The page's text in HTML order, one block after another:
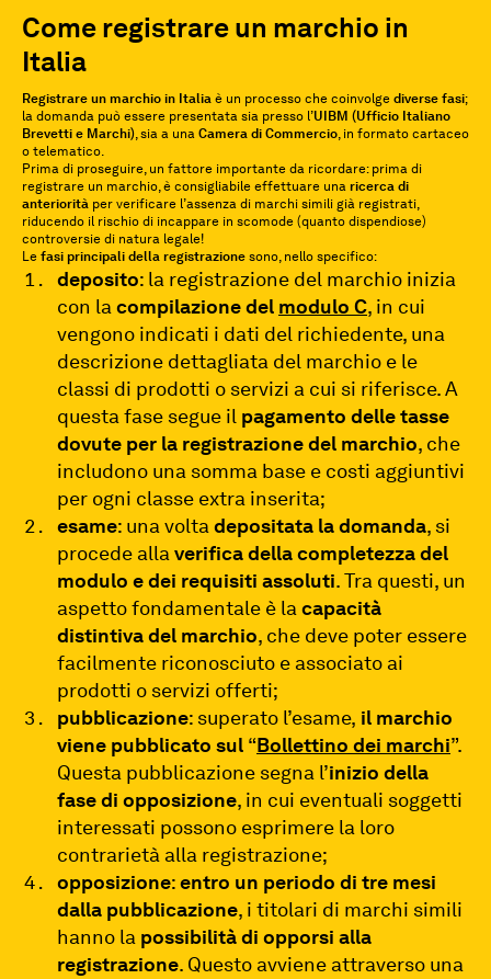
Come registrare un marchio in
Italia
Registrare un marchio in Italia è un processo che coinvolge diverse fasi;
la domanda può essere presentata sia presso l’UIBM (Ufficio Italiano
Brevetti e Marchi), sia a una Camera di Commercio, in formato cartaceo
o telematico.
Prima di proseguire, un fattore importante da ricordare: prima di
registrare un marchio, è consigliabile effettuare una ricerca di
anteriorità per verificare l’assenza di marchi simili già registrati,
riducendo il rischio di incappare in scomode (quanto dispendiose)
controversie di natura legale!
Le fasi principali della registrazione sono, nello specifico:
deposito: la registrazione del marchio inizia
con la compilazione del modulo C, in cui
vengono indicati i dati del richiedente, una
descrizione dettagliata del marchio e le
classi di prodotti o servizi a cui si riferisce. A
questa fase segue il pagamento delle tasse
dovute per la registrazione del marchio, che
includono una somma base e costi aggiuntivi
per ogni classe extra inserita;
esame: una volta depositata la domanda, si
procede alla verifica della completezza del
modulo e dei requisiti assoluti. Tra questi, un
aspetto fondamentale è la capacità
distintiva del marchio, che deve poter essere
facilmente riconosciuto e associato ai
prodotti o servizi offerti;
pubblicazione: superato l’esame, il marchio
viene pubblicato sul “Bollettino dei marchi”.
Questa pubblicazione segna l’inizio della
fase di opposizione, in cui eventuali soggetti
interessati possono esprimere la loro
contrarietà alla registrazione;
opposizione:entro un periodo di tre mesi
dalla pubblicazione, i titolari di marchi simili
hanno la possibilità di opporsi alla
registrazione. Questo avviene attraverso una